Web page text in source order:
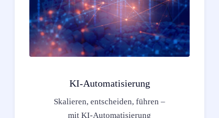
KI-Automatisierung
Skalieren, entscheiden, führen –
mit KI-Automatisierung